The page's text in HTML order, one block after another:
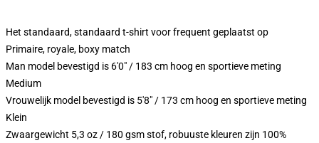
Het standaard, standaard t-shirt voor frequent geplaatst op
Primaire, royale, boxy match
Man model bevestigd is 6'0" / 183 cm hoog en sportieve meting
Medium
Vrouwelijk model bevestigd is 5'8" / 173 cm hoog en sportieve meting
Klein
Zwaargewicht 5,3 oz / 180 gsm stof, robuuste kleuren zijn 100%